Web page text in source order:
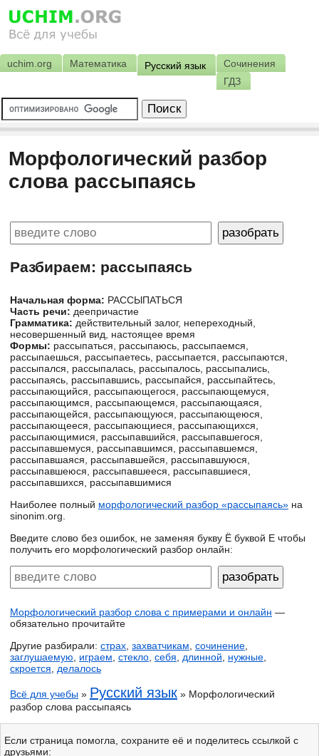
uchim.org Математика Русский язык
Сочинения
ГДЗ
Морфологический разбор
слова рассыпаясь
Разбираем: рассыпаясь
Начальная форма: РАССЫПАТЬСЯ
Часть речи: деепричастие
Грамматика: действительный залог, непереходный,
несовершенный вид, настоящее время
Формы: рассыпаться, рассыпаюсь, рассыпаемся,
рассыпаешься, рассыпаетесь, рассыпается, рассыпаются,
рассыпался, рассыпалась, рассыпалось, рассыпались,
рассыпаясь, рассыпавшись, рассыпайся, рассыпайтесь,
рассыпающийся, рассыпающегося, рассыпающемуся,
рассыпающимся, рассыпающемся, рассыпающаяся,
рассыпающейся, рассыпающуюся, рассыпающеюся,
рассыпающееся, рассыпающиеся, рассыпающихся,
рассыпающимися, рассыпавшийся, рассыпавшегося,
рассыпавшемуся, рассыпавшимся, рассыпавшемся,
рассыпавшаяся, рассыпавшейся, рассыпавшуюся,
рассыпавшеюся, рассыпавшееся, рассыпавшиеся,
рассыпавшихся, рассыпавшимися
Наиболее полный морфологический разбор «рассыпаясь» на
sinonim.org.
Введите слово без ошибок, не заменяя букву Ё буквой Е чтобы
получить его морфологический разбор онлайн:
Морфологический разбор слова с примерами и онлайн —
обязательно прочитайте
Другие разбирали: страх захватчикам сочинение
заглушаемую
играем стекло себя длинной нужные
скроется
делалось
Всё для учебы » Русский язык » Морфологический
разбор слова рассыпаясь
Если страница помогла, сохраните её и поделитесь ссылкой с
друзьями: